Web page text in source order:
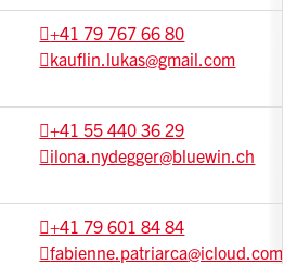
+41 79 767 66 80
kauflin.lukas@gmail.com
+41 55 440 36 29
ilona.nydegger@bluewin.ch
+41 79 601 84 84
fabienne.patriarca@icloud.com